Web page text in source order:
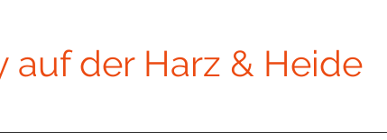
auf der Harz & Heide